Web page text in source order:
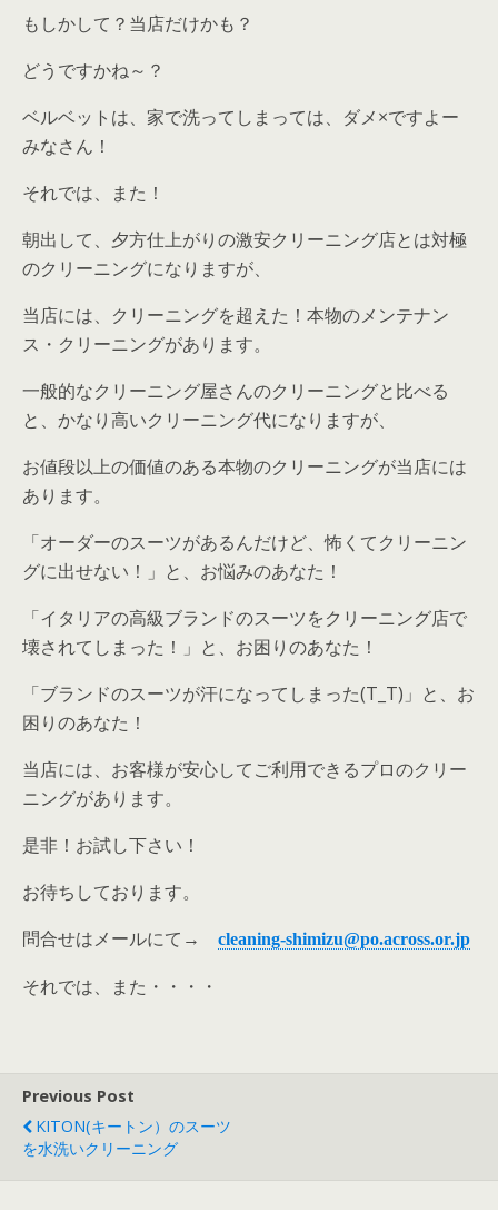
もしかして？当店だけかも？
どうですかね～？
ベルベットは、家で洗ってしまっては、ダメ×ですよー
みなさん！
それでは、また！
朝出して、夕方仕上がりの激安クリーニング店とは対極
のクリーニングになりますが、
当店には、クリーニングを超えた！本物のメンテナン
ス・クリーニングがあります。
一般的なクリーニング屋さんのクリーニングと比べる
と、かなり高いクリーニング代になりますが、
お値段以上の価値のある本物のクリーニングが当店には
あります。
「オーダーのスーツがあるんだけど、怖くてクリーニン
グに出せない！」と、お悩みのあなた！
「イタリアの高級ブランドのスーツをクリーニング店で
壊されてしまった！」と、お困りのあなた！
「ブランドのスーツが汗になってしまった(T_T)」と、お
困りのあなた！
当店には、お客様が安心してご利用できるプロのクリー
ニングがあります。
是非！お試し下さい！
お待ちしております。
問合せはメールにて→
cleaning-shimizu@po.across.or.jp
それでは、また・・・・
Previous Post
KITON(キートン）のスーツ
を水洗いクリーニング